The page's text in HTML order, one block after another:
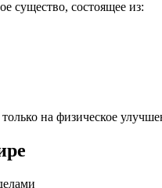
существо, состоящее из:
на физическое